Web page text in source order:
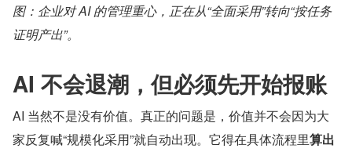
图：企业对 AI 的管理重心，正在从“全面采用”转向“按任务
证明产出”。
AI 不会退潮，但必须先开始报账
AI 当然不是没有价值。真正的问题是，价值并不会因为大
家反复喊“规模化采用”就自动出现。它得在具体流程里​算出